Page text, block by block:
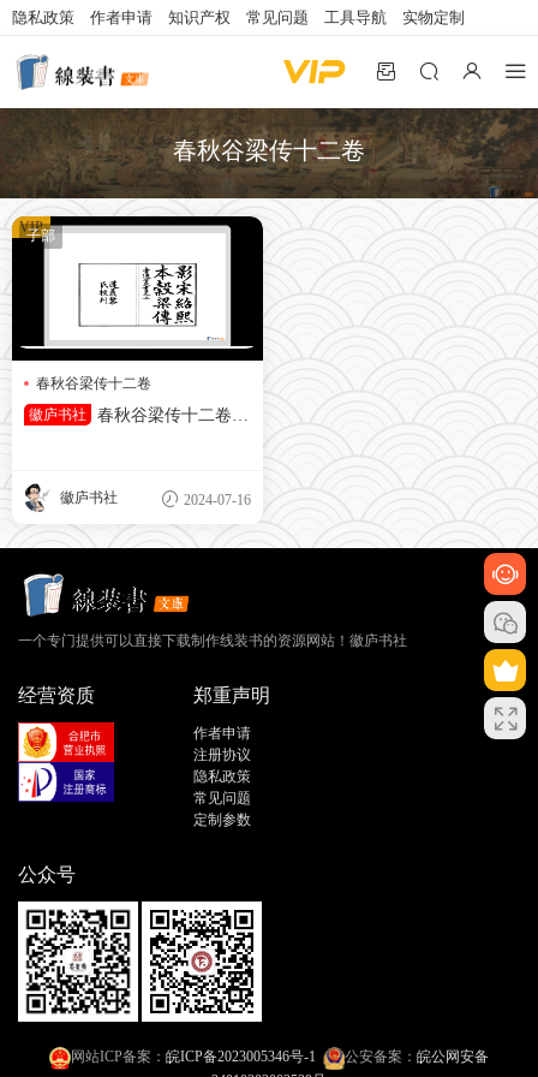
隐私政策 作者申请 知识产权 常见问题 工具导航 实物定制
春秋谷梁传十二卷
子部
春秋谷梁传十二卷
徽庐书社
春秋谷梁传十二卷.
宋绍熙本景刊
徽庐书社 2024-07-16
VIP
一个专门提供可以直接下载制作线装书的资源网站！徽庐书社
经营资质 郑重声明
作者申请
注册协议
隐私政策
常见问题
定制参数
公众号
网站ICP备案： 皖ICP备2023005346号-1 公安备案： 皖公网安备